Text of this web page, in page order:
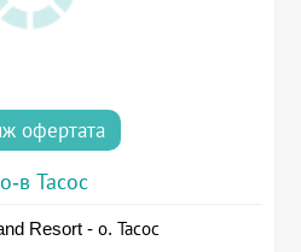
офертата
о-в Тасос
Resort - о. Тасос